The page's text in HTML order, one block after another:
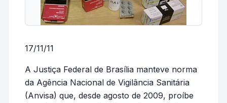
17/11/11
A Justiça Federal de Brasília manteve norma
da Agência Nacional de Vigilância Sanitária
(Anvisa) que, desde agosto de 2009, proíbe